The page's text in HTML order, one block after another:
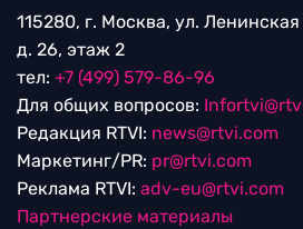
115280, г. Москва, ул.
д. 26, этаж 2
тел: +7 (499) 579-86-96
Для общих вопросов:
Редакция RTVI: news@rtvi.com
Маркетинг/PR: pr@rtvi.com
Реклама RTVI: adv-eu@rtvi.com
Партнерские материалы